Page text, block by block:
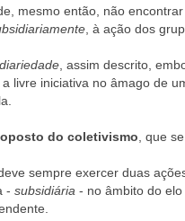
mesmo então, não
, à ação dos
, assim descrito,
livre iniciativa no âmago de
oposto do coletivismo, que
sempre exercer duas
- subsidiária - no âmbito do